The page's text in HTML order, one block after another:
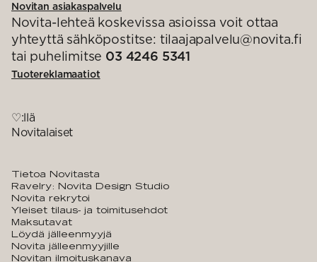
Novitan asiakaspalvelu
Novita-lehteä koskevissa asioissa voit ottaa
yhteyttä sähköpostitse: tilaajapalvelu@novita.fi
tai puhelimitse 03 4246 5341
Tuotereklamaatiot
♡:llä
Novitalaiset
Tietoa Novitasta
Ravelry: Novita Design Studio
Novita rekrytoi
Yleiset tilaus- ja toimitusehdot
Maksutavat
Löydä jälleenmyyjä
Novita jälleenmyyjille
Novitan ilmoituskanava